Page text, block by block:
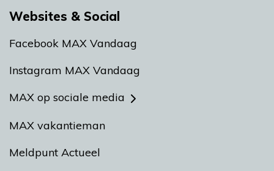
Websites & Social
Facebook MAX Vandaag
Instagram MAX Vandaag
MAX op sociale media
MAX vakantieman
Meldpunt Actueel